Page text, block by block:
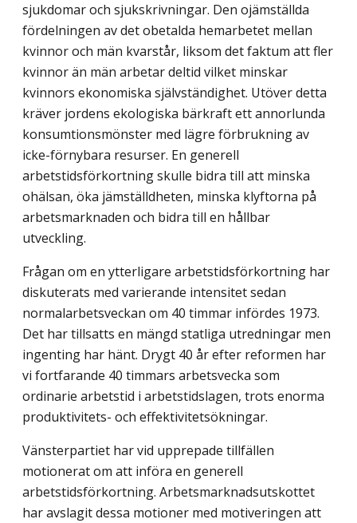
sjukdomar och sjukskrivningar. Den ojämställda
fördelningen av det obetalda hemarbetet mellan
kvinnor och män kvarstår, liksom det faktum att fler
kvinnor än män arbetar deltid vilket minskar
kvinnors ekonomiska självständighet. Utöver detta
kräver jordens ekologiska bärkraft ett annorlunda
konsumtionsmönster med lägre förbrukning av
icke-förnybara resurser. En generell
arbetstidsförkortning skulle bidra till att minska
ohälsan, öka jämställdheten, minska klyftorna på
arbetsmarknaden och bidra till en hållbar
utveckling.
Frågan om en ytterligare arbetstidsförkortning har
diskuterats med varierande intensitet sedan
normalarbetsveckan om 40 timmar infördes 1973.
Det har tillsatts en mängd statliga utredningar men
ingenting har hänt. Drygt 40 år efter reformen har
vi fortfarande 40 timmars arbetsvecka som
ordinarie arbetstid i arbetstidslagen, trots enorma
produktivitets- och effektivitetsökningar.
Vänsterpartiet har vid upprepade tillfällen
motionerat om att införa en generell
arbetstidsförkortning. Arbetsmarknadsutskottet
har avslagit dessa motioner med motiveringen att